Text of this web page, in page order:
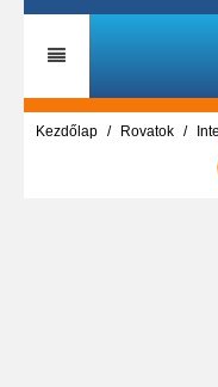
Kezdőlap Rovatok